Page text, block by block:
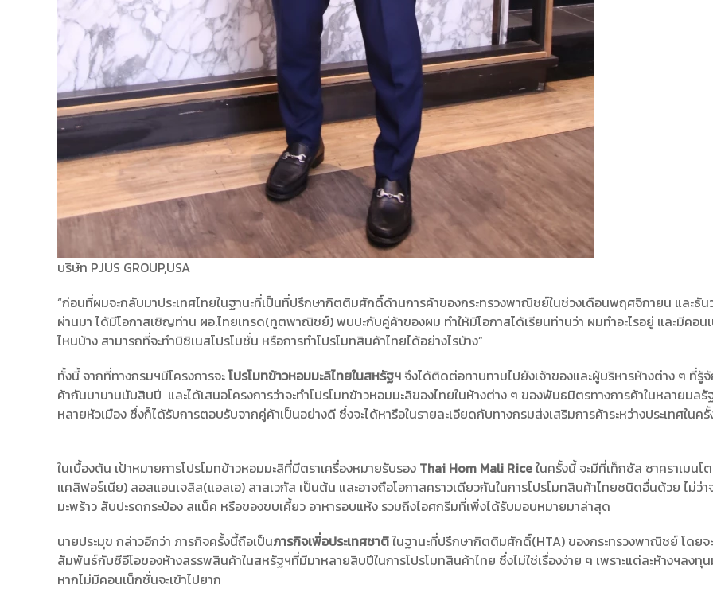
บริษัท PJUS GROUP,USA
“ก่อนที่ผมจะกลับมาประเทศไทยในฐานะที่เป็นที่ปรึกษากิตติมศักดิ์ด้านการค้าของกระทรวงพาณิชย์ในช่วงเดือนพฤศจิกายน และธั
ผ่านมา ได้มีโอกาสเชิญท่าน ผอ.ไทยเทรด(ทูตพาณิชย์) พบปะกับคู่ค้าของผม ทำให้มีโอกาสได้เรียนท่านว่า ผมทำอะไรอยู่ และมีคอน
ไหนบ้าง สามารถที่จะทำบิซิเนสโปรโมชั่น หรือการทำโปรโมทสินค้าไทยได้อย่างไรบ้าง”
ทั้งนี้ จากที่ทางกรมฯมีโครงการจะโปรโมทข้าวหอมมะลิไทยในสหรัฐฯ จึงได้ติดต่อทาบทามไปยังเจ้าของและผู้บริหารห้างต่าง ๆ ที่รู้
ค้ากันมานานนับสิบปี และได้เสนอโครงการว่าจะทำโปรโมทข้าวหอมมะลิของไทยในห้างต่าง ๆ ของพันธมิตรทางการค้าในหลายมลรั
หลายหัวเมือง ซึ่งก็ได้รับการตอบรับจากคู่ค้าเป็นอย่างดี ซึ่งจะได้หารือในรายละเอียดกับทางกรมส่งเสริมการค้าระหว่างประเทศในค
ในเบื้องต้น เป้าหมายการโปรโมทข้าวหอมมะลิที่มีตราเครื่องหมายรับรอง Thai Hom Mali Riceในครั้งนี้ จะมีที่เท็กซัส ซาคราเมนโ
แคลิฟอร์เนีย) ลอสแอนเจลิส(แอลเอ) ลาสเวกัส เป็นต้น และอาจถือโอกาสคราวเดียวกันในการโปรโมทสินค้าไทยชนิดอื่นด้วย ไม่ว่า
มะพร้าว สับปะรดกระป๋อง สแน็ค หรือของขบเคี้ยว อาหารอบแห้ง รวมถึงไอศกรีมที่เพิ่งได้รับมอบหมายมาล่าสุด
นายประมุข กล่าวอีกว่า ภารกิจครั้งนี้ถือเป็นภารกิจเพื่อประเทศชาติในฐานะที่ปรึกษากิตติมศักดิ์(HTA) ของกระทรวงพาณิชย์ โดยจ
สัมพันธ์กับซีอีโอของห้างสรรพสินค้าในสหรัฐฯที่มีมาหลายสิบปีในการโปรโมทสินค้าไทย ซึ่งไม่ใช่เรื่องง่าย ๆ เพราะแต่ละห้างฯลงทุ
หากไม่มีคอนเน็กชั่นจะเข้าไปยาก